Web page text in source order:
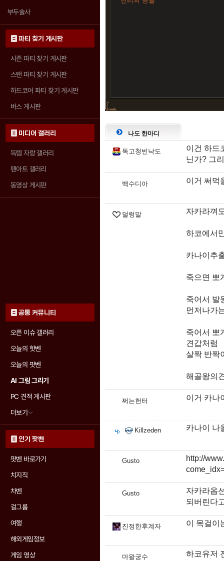
부두술사
파티 찾기 게시판
시즌 파티 찾기 게시판
스탠 파티 찾기 게시판
하드코어 파티 찾기 게시판
버스 게시판
미디어 갤러리
득템 자랑 갤러리
팬아트 갤러리
동영상 게시판
공통 커뮤니티
오픈 이슈 갤러리
오늘의 핫벤
오늘의 팟벤
AI 그림 그리기
PC 견적 게시판
더보기
인기 팟벤
팟벤 바로가기
치지직
차벤
걸그룹
여행
해외게임정보
게임 영상
나도 한마디
독고청빈낙도
이건 하드
닌가? 그
백수디아 이거 써먹
덜렁말 자카라껴
하코에서
카나이추
죽으면 뽀
죽어서 발
먼저나가
죽어서 뽀
견갑처럼
살짝 반짝
해골왕의
쩌는헌터 이거 카나
Killzeden 카나이 나
Gusto
http://
Gusto
자카라옵
되버린다
진정한후계자 이 목걸이
마왕궁수 하코유저